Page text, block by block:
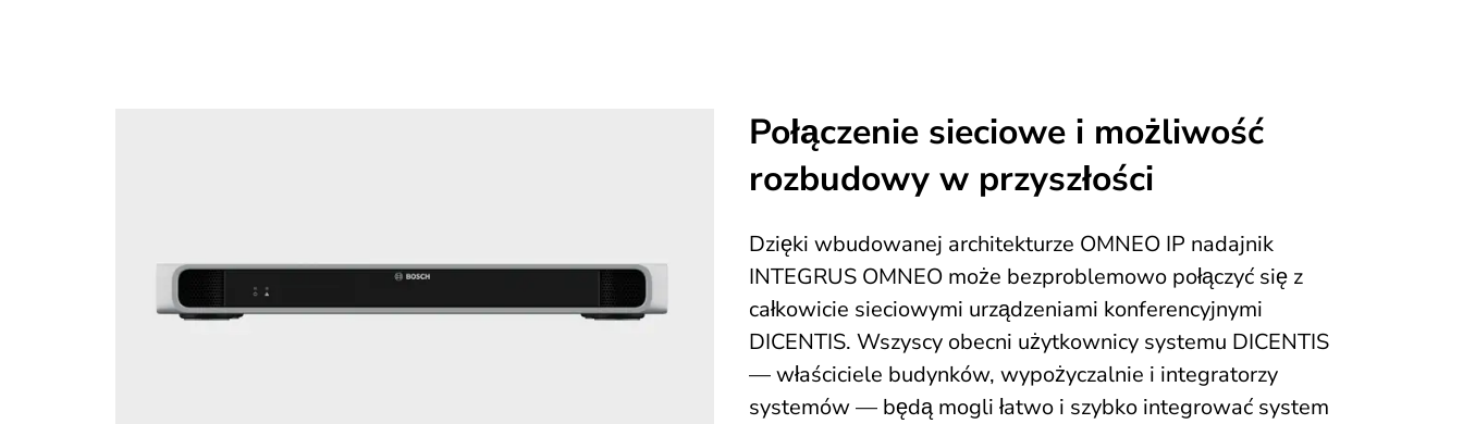
Połączenie sieciowe i możliwość
rozbudowy w przyszłości
Dzięki wbudowanej architekturze OMNEO IP nadajnik
INTEGRUS OMNEO może bezproblemowo połączyć się z
całkowicie sieciowymi urządzeniami konferencyjnymi
DICENTIS. Wszyscy obecni użytkownicy systemu DICENTIS
— właściciele budynków, wypożyczalnie i integratorzy
systemów — będą mogli łatwo i szybko integrować system